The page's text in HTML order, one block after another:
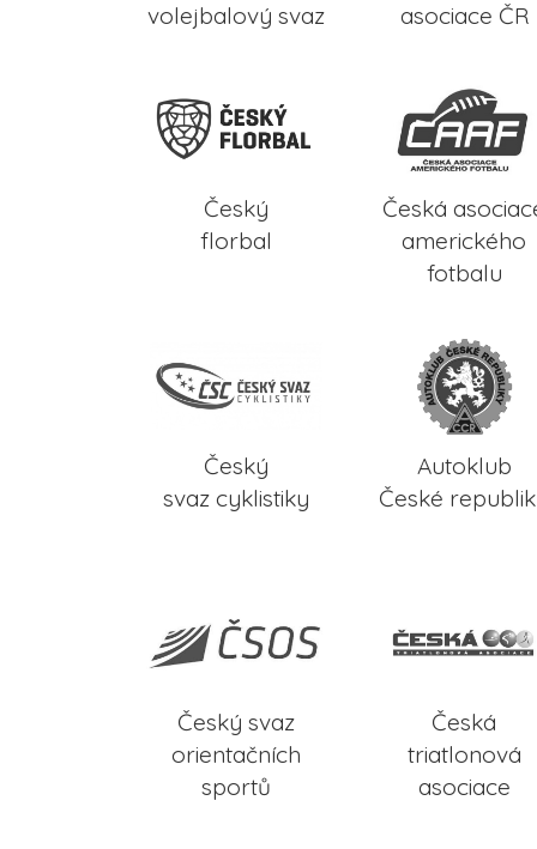
volejbalový svaz
asociace ČR
Český
florbal
Česká
amerického
fotbalu
Český
svaz cyklistiky
Autoklub
České
Český svaz
orientačních
sportů
Česká
triatlonová
asociace